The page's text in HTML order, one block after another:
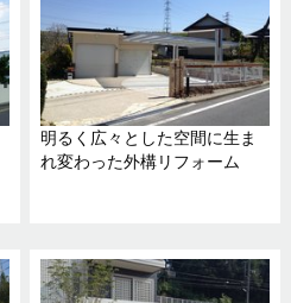
明るく広々とした空間に生ま
れ変わった外構リフォーム